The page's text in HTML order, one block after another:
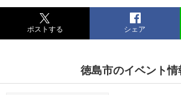
ポストする シェア
徳島市のイベント情